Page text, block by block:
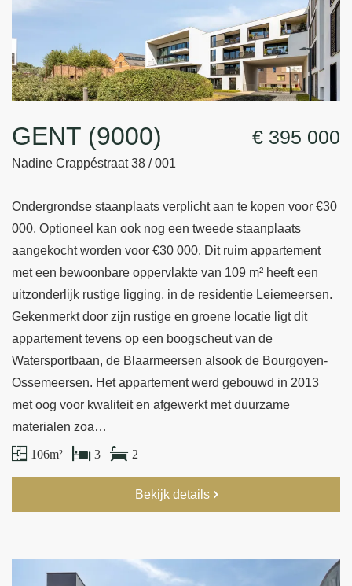
GENT (9000)
Nadine Crappéstraat 38 / 001
€ 395 000
Ondergrondse staanplaats verplicht aan te kopen voor €30
000. Optioneel kan ook nog een tweede staanplaats
aangekocht worden voor €30 000. Dit ruim appartement
met een bewoonbare oppervlakte van 109 m² heeft een
uitzonderlijk rustige ligging, in de residentie Leiemeersen.
Gekenmerkt door zijn rustige en groene locatie ligt dit
appartement tevens op een boogscheut van de
Watersportbaan, de Blaarmeersen alsook de Bourgoyen-
Ossemeersen. Het appartement werd gebouwd in 2013
met oog voor kwaliteit en afgewerkt met duurzame
materialen zoa…
106 m² 3 2
Bekijk details